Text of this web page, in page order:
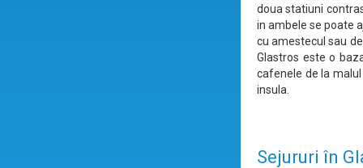
doua statiuni
in ambele se poate
cu amestecul sau
Glastros este o
cafenele de la
insula.
Sejururi în